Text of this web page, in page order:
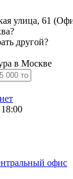
улица, 61
другой?
в Москве
офис